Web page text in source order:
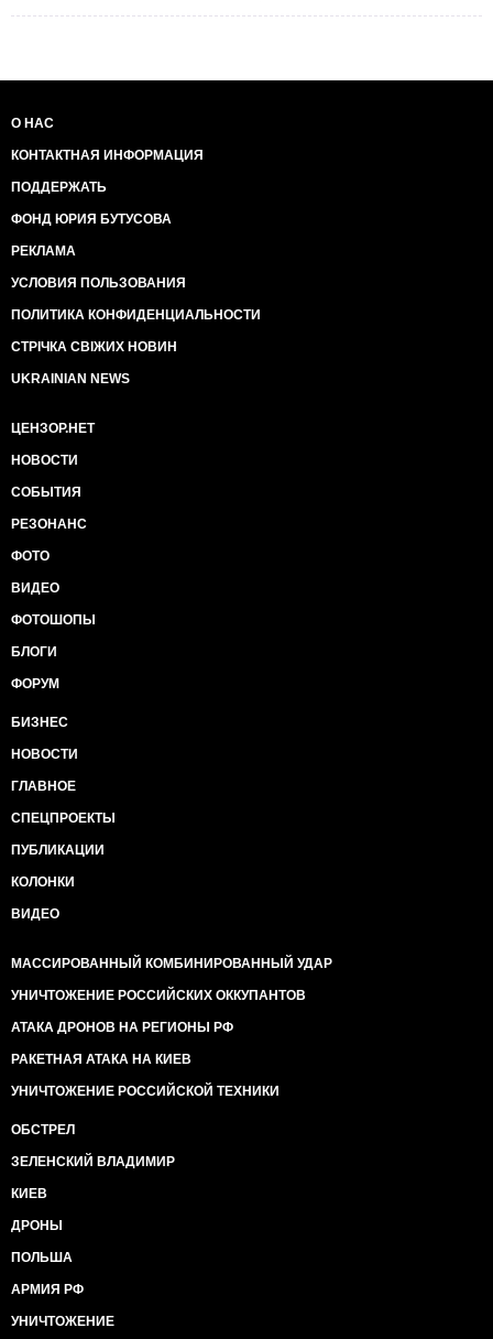
О НАС
КОНТАКТНАЯ ИНФОРМАЦИЯ
ПОДДЕРЖАТЬ
ФОНД ЮРИЯ БУТУСОВА
РЕКЛАМА
УСЛОВИЯ ПОЛЬЗОВАНИЯ
ПОЛИТИКА КОНФИДЕНЦИАЛЬНОСТИ
СТРІЧКА СВІЖИХ НОВИН
UKRAINIAN NEWS
ЦЕНЗОР.НЕТ
НОВОСТИ
СОБЫТИЯ
РЕЗОНАНС
ФОТО
ВИДЕО
ФОТОШОПЫ
БЛОГИ
ФОРУМ
БИЗНЕС
НОВОСТИ
ГЛАВНОЕ
СПЕЦПРОЕКТЫ
ПУБЛИКАЦИИ
КОЛОНКИ
ВИДЕО
МАССИРОВАННЫЙ КОМБИНИРОВАННЫЙ УДАР
УНИЧТОЖЕНИЕ РОССИЙСКИХ ОККУПАНТОВ
АТАКА ДРОНОВ НА РЕГИОНЫ РФ
РАКЕТНАЯ АТАКА НА КИЕВ
УНИЧТОЖЕНИЕ РОССИЙСКОЙ ТЕХНИКИ
ОБСТРЕЛ
ЗЕЛЕНСКИЙ ВЛАДИМИР
КИЕВ
ДРОНЫ
ПОЛЬША
АРМИЯ РФ
УНИЧТОЖЕНИЕ